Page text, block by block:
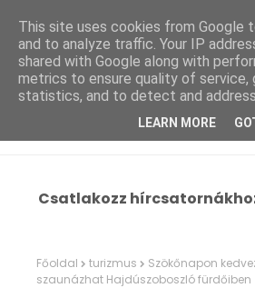
Csatlakozz
Főoldal turizmus
Szökőnapon
szaunázhat Hajdúszoboszló fürdőiben
This site uses cookies from Google
and to analyze traffic. Your IP
shared with Google along with
metrics to ensure quality of service,
statistics, and to detect and
LEARN MORE